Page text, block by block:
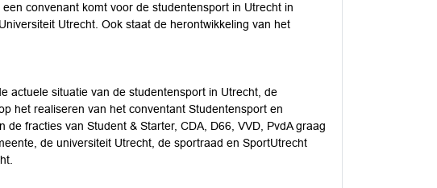
convenant komt voor de studentensport in Utrecht in
Utrecht. Ook staat de herontwikkeling van het
actuele situatie van de studentensport in Utrecht, de
het realiseren van het conventant Studentensport en
fracties van Student & Starter, CDA, D66, VVD, PvdA graag
de universiteit Utrecht, de sportraad en SportUtrecht